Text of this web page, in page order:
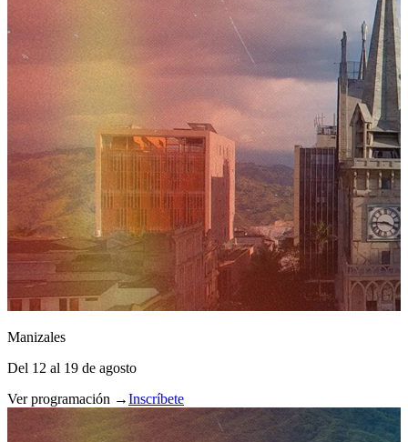
Manizales
Del 12 al 19 de agosto
Ver programación →Inscríbete